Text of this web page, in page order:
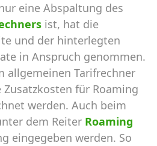
eine Abspaltung des
ist, hat die
und der hinterlegten
in Anspruch genommen.
allgemeinen Tarifrechner
für Roaming
werden. Auch beim
dem Reiter Roaming
eingegeben werden. So